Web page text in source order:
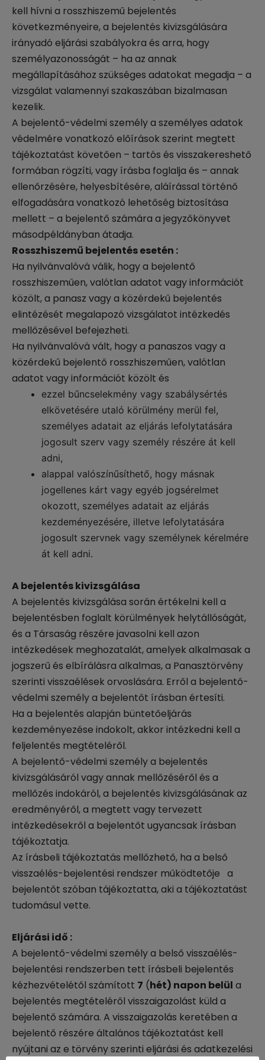
kell hívni a rosszhiszemű bejelentés
következményeire, a bejelentés kivizsgálására
irányadó eljárási szabályokra és arra, hogy
személyazonosságát – ha az annak
megállapításához szükséges adatokat megadja – a
vizsgálat valamennyi szakaszában bizalmasan
kezelik.
A bejelentő-védelmi személy a személyes adatok
védelmére vonatkozó előírások szerint megtett
tájékoztatást követően – tartós és visszakereshető
formában rögzíti, vagy írásba foglalja és – annak
ellenőrzésére, helyesbítésére, aláírással történő
elfogadására vonatkozó lehetőség biztosítása
mellett – a bejelentő számára a jegyzőkönyvet
másodpéldányban átadja.
Rosszhiszemű bejelentés esetén :
Ha nyilvánvalóvá válik, hogy a bejelentő
rosszhiszeműen, valótlan adatot vagy információt
közölt, a panasz vagy a közérdekű bejelentés
elintézését megalapozó vizsgálatot intézkedés
mellőzésével befejezheti.
Ha nyilvánvalóvá vált, hogy a panaszos vagy a
közérdekű bejelentő rosszhiszeműen, valótlan
adatot vagy információt közölt és
ezzel bűncselekmény vagy szabálysértés
elkövetésére utaló körülmény merül fel,
személyes adatait az eljárás lefolytatására
jogosult szerv vagy személy részére át kell
adni,
alappal valószínűsíthető, hogy másnak
jogellenes kárt vagy egyéb jogsérelmet
okozott, személyes adatait az eljárás
kezdeményezésére, illetve lefolytatására
jogosult szervnek vagy személynek kérelmére
át kell adni.
A bejelentés kivizsgálása
A bejelentés kivizsgálása során értékelni kell a
bejelentésben foglalt körülmények helytállóságát,
és a Társaság részére javasolni kell azon
intézkedések meghozatalát, amelyek alkalmasak a
jogszerű és elbírálásra alkalmas, a Panasztörvény
szerinti visszaélések orvoslására. Erről a bejelentő-
védelmi személy a bejelentőt írásban értesíti.
Ha a bejelentés alapján büntetőeljárás
kezdeményezése indokolt, akkor intézkedni kell a
feljelentés megtételéről.
A bejelentő-védelmi személy a bejelentés
kivizsgálásáról vagy annak mellőzéséről és a
mellőzés indokáról, a bejelentés kivizsgálásának az
eredményéről, a megtett vagy tervezett
intézkedésekről a bejelentőt ugyancsak írásban
tájékoztatja.
Az írásbeli tájékoztatás mellőzhető, ha a belső
visszaélés-bejelentési rendszer működtetője a
bejelentőt szóban tájékoztatta, aki a tájékoztatást
tudomásul vette.
Eljárási idő :
A bejelentő-védelmi személy a belső visszaélés-
bejelentési rendszerben tett írásbeli bejelentés
kézhezvételétől számított 7 (hét) napon belül a
bejelentés megtételéről visszaigazolást küld a
bejelentő számára. A visszaigazolás keretében a
bejelentő részére általános tájékoztatást kell
nyújtani az e törvény szerinti eljárási és adatkezelési